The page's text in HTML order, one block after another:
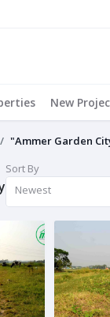
New
"Ammer Garden
Sort By
Newest